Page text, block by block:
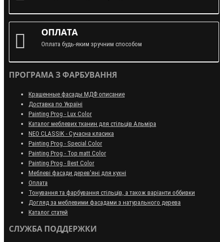
ОПЛАТА
Оплата будь-яким зручним способом
ПРОГРАМА З ФАРБУВАННЯ
Крашенные фасады МДФ описание
Доставка по Україні
Painting Prog - Lux Color
Каталог меблевих тканин для стільців Альміра
NEO CLASSIK - Сучасна класика
Painting Prog - Special Color
Painting Prog - Top matt Color
Painting Prog - Best Color
Меблеві фасади дерев'яні для кухні
Оплата
Тонування та фарбування стільців, а також варіанти оббивки
Догляд за меблевими фасадами з натурального дерева
Каталог статей
СЛУЖБА ПОДДЕРЖКИ